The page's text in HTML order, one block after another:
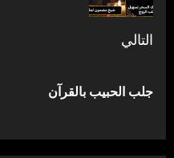
التالي
المقالة
جلب الحبيب بالقرآن